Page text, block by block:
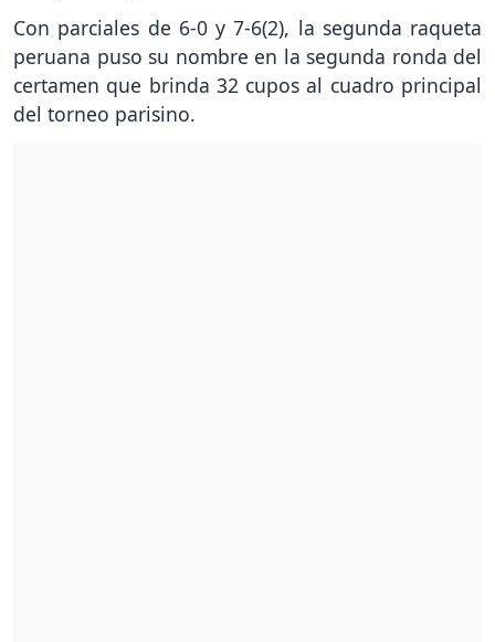
Con parciales de 6-0 y 7-6(2), la segunda raqueta
peruana puso su nombre en la segunda ronda del
certamen que brinda 32 cupos al cuadro principal
del torneo parisino.